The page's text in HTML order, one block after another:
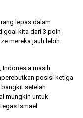
lepas dalam
goal kita dari 3 poin
mereka jauh lebih
Indonesia masih
posisi ketiga
bangkit setelah
mungkin untuk
Ismael.